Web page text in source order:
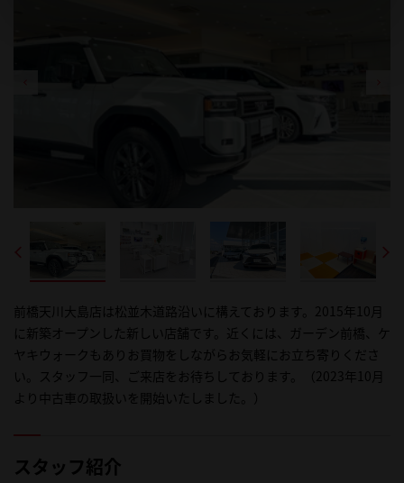
前橋天川大島店は松並木道路沿いに構えております。2015年10月
に新築オープンした新しい店舗です。近くには、ガーデン前橋、ケ
ヤキウォークもありお買物をしながらお気軽にお立ち寄りくださ
い。スタッフ一同、ご来店をお待ちしております。（2023年10月
より中古車の取扱いを開始いたしました。）
スタッフ紹介